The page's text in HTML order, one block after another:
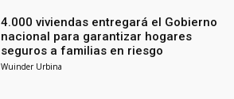
4.000 viviendas entregará el Gobierno
nacional para garantizar hogares
seguros a familias en riesgo
Wuinder Urbina